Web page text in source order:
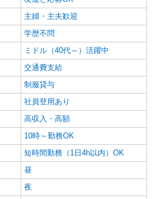
主婦・主夫歓迎
学歴不問
ミドル（40代～）活躍中
交通費支給
制服貸与
社員登用あり
高収入・高額
10時～勤務OK
短時間勤務（1日4h以内）OK
昼
夜